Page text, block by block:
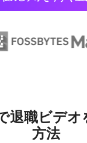
退職ビデオ
方法